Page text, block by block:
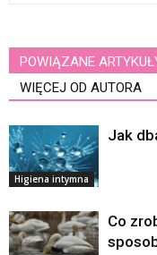
POWIĄZANE
WIĘCEJ OD AUTORA
Higiena intymna
Jak
Co